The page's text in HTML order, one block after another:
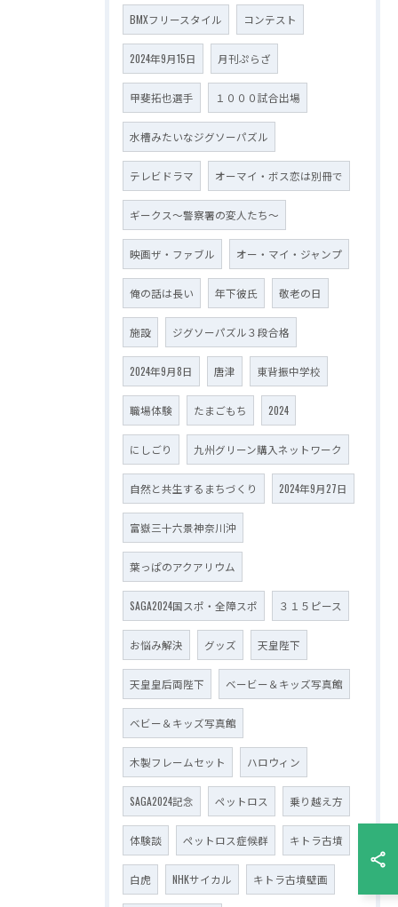
BMXフリースタイル コンテスト
2024年9月15日 月刊ぷらざ
甲斐拓也選手 １０００試合出場
水槽みたいなジグソーパズル
テレビドラマ オーマイ・ボス恋は別冊で
ギークス～警察署の変人たち～
映画ザ・ファブル オー・マイ・ジャンプ
俺の話は長い 年下彼氏 敬老の日
施設 ジグソーパズル３段合格
2024年9月8日 唐津 東背振中学校
職場体験 たまごもち 2024
にしごり 九州グリーン購入ネットワーク
自然と共生するまちづくり 2024年9月27日
富嶽三十六景神奈川沖
葉っぱのアクアリウム
SAGA2024国スポ・全障スポ ３１５ピース
お悩み解決 グッズ 天皇陛下
天皇皇后両陛下 ベービー＆キッズ写真館
ベビー＆キッズ写真館
木製フレームセット ハロウィン
SAGA2024記念 ペットロス 乗り越え方
体験談 ペットロス症候群 キトラ古墳
白虎 NHKサイカル キトラ古墳壁画